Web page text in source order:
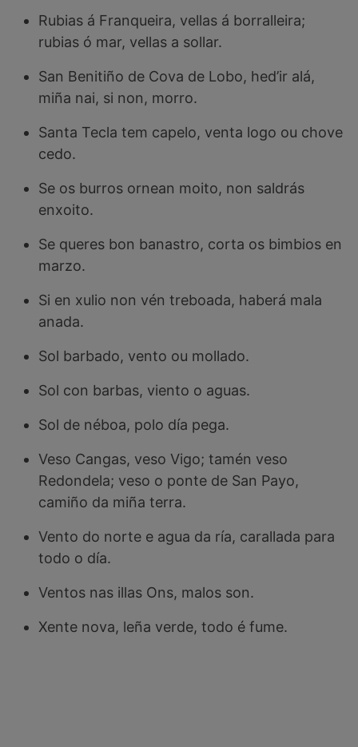
Rubias á Franqueira, vellas á borralleira;
rubias ó mar, vellas a sollar.
San Benitiño de Cova de Lobo, hed’ir alá,
miña nai, si non, morro.
Santa Tecla tem capelo, venta logo ou chove
cedo.
Se os burros ornean moito, non saldrás
enxoito.
Se queres bon banastro, corta os bimbios en
marzo.
Si en xulio non vén treboada, haberá mala
anada.
Sol barbado, vento ou mollado.
Sol con barbas, viento o aguas.
Sol de néboa, polo día pega.
Veso Cangas, veso Vigo; tamén veso
Redondela; veso o ponte de San Payo,
camiño da miña terra.
Vento do norte e agua da ría, carallada para
todo o día.
Ventos nas illas Ons, malos son.
Xente nova, leña verde, todo é fume.